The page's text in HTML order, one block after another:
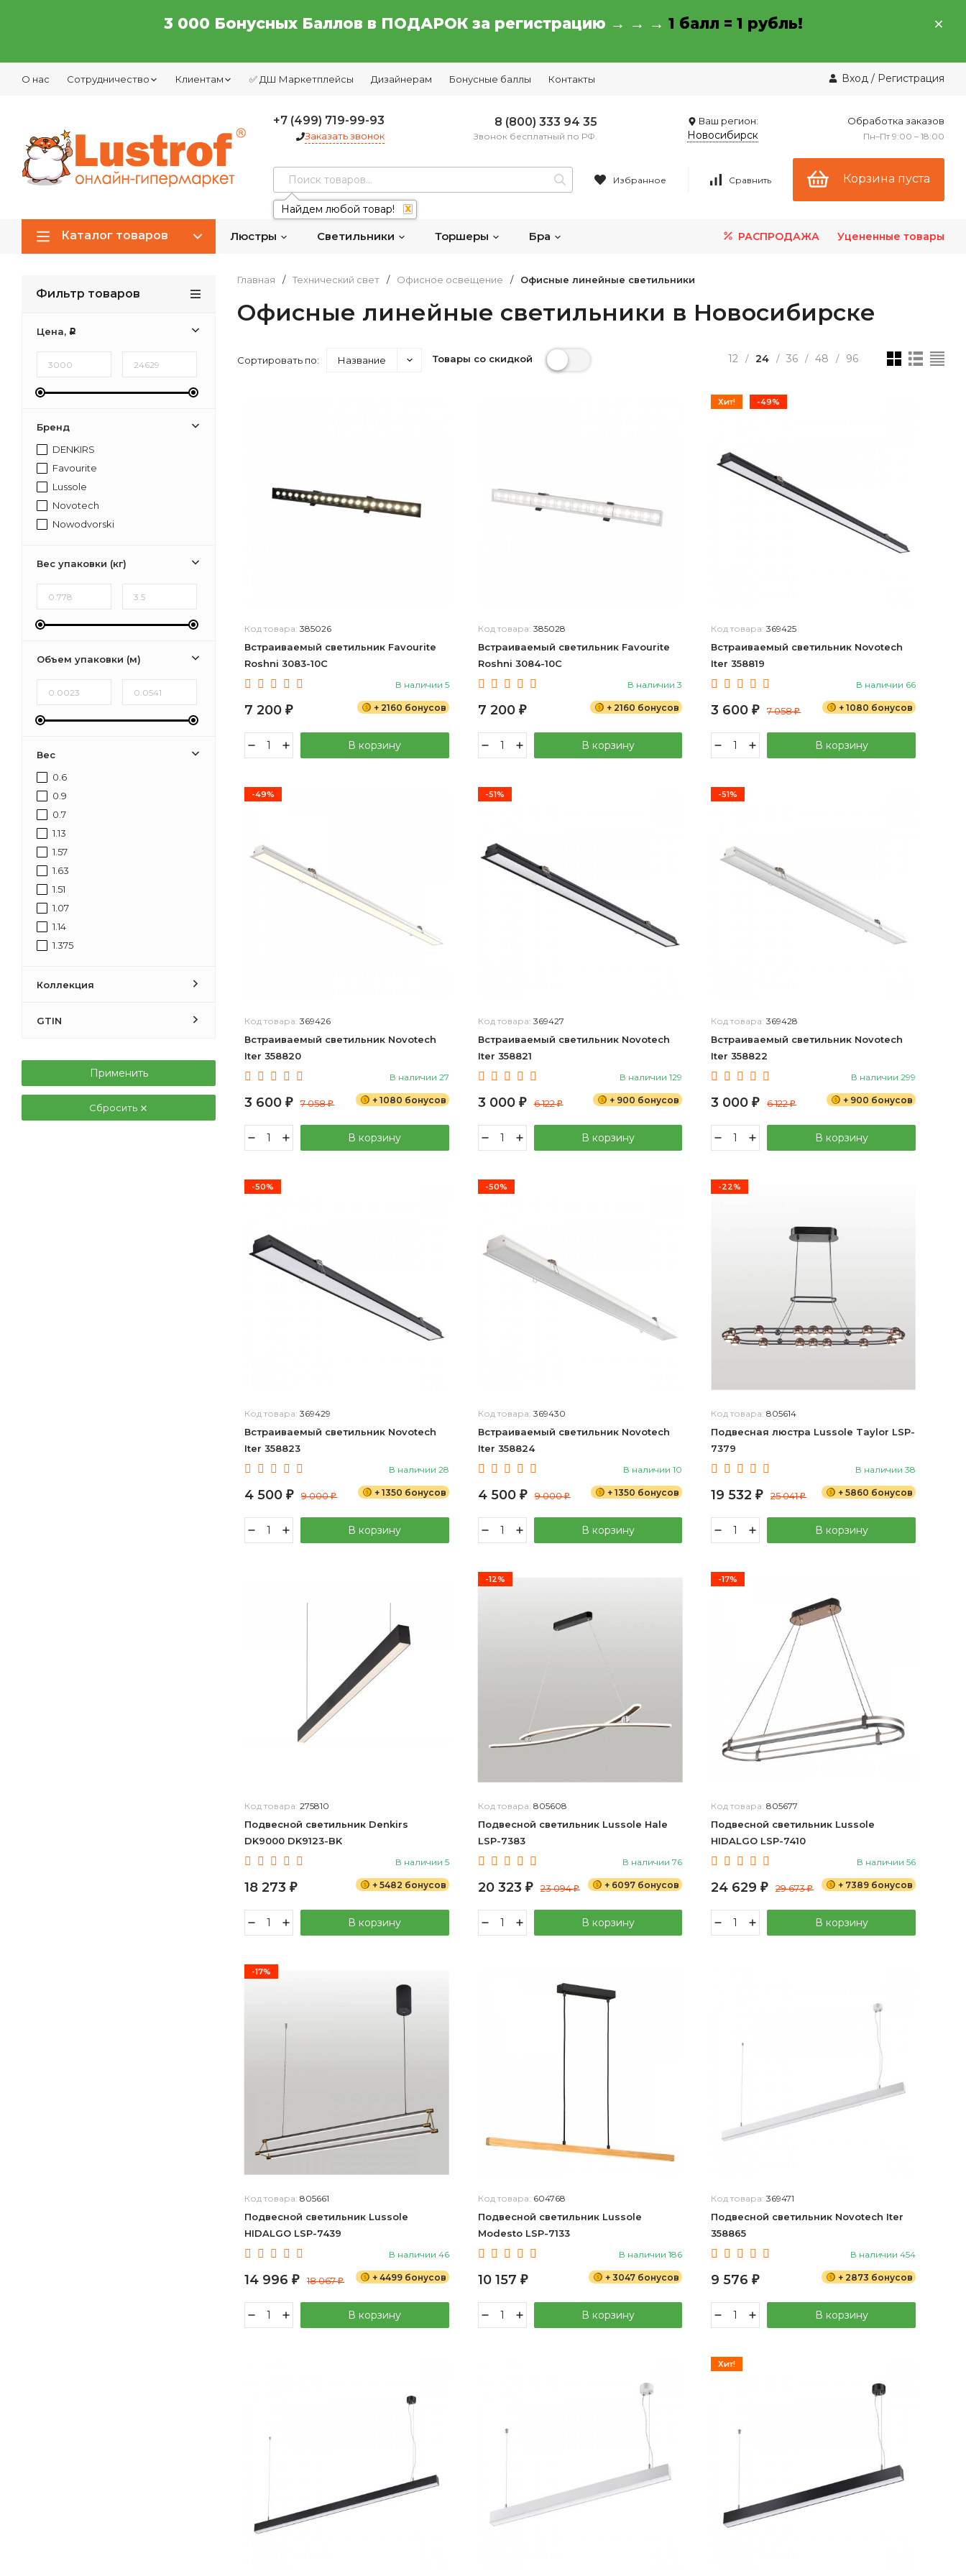
3 000 Бонусных Баллов в ПОДАРОК за регистрацию → → → 1 балл = 1 рубль!
О нас Сотрудничество Клиентам ✅ ДШ Маркетплейсы Дизайнерам Бонусные баллы Контакты Вход / Регистрация
+7 (499) 719-99-93
Заказать звонок
8 (800) 333 94 35
Звонок бесплатный по РФ.
Ваш регион:
Новосибирск
Обработка заказов
Пн–Пт 9:00 – 18:00
Найдем любой товар! X
Избранное Сравнить Корзина пуста
Каталог товаров Люстры Светильники Торшеры Бра РАСПРОДАЖА Уцененные товары
Фильтр товаров
Цена, Р
Бренд
DENKIRS
Favourite
Lussole
Novotech
Nowodvorski
Вес упаковки (кг)
Объем упаковки (м)
Вес
0.6
0.9
0.7
1.13
1.57
1.63
1.51
1.07
1.14
1.375
1.912
Коллекция
GTIN
Применить
Сбросить
Главная / Технический свет / Офисное освещение / Офисные линейные светильники
Офисные линейные светильники в Новосибирске
Сортировать по: Название Товары со скидкой 12 / 24 / 36 / 48 / 96
Код товара: 385026
Встраиваемый светильник Favourite
Roshni 3083-10C
В наличии 5
7 200 ₽ + 2160 бонусов
В корзину
Код товара: 385028
Встраиваемый светильник Favourite
Roshni 3084-10C
В наличии 3
7 200 ₽ + 2160 бонусов
В корзину
Хит! -49%
Код товара:369425
Встраиваемый светильник Novotech
Iter 358819
В наличии 66
3 600₽ 7 058₽ + 1080 бонусов
В корзину
-49%
Код товара: 369426
Встраиваемый светильник Novotech
Iter 358820
В наличии 27
3 600 ₽ 7 058₽ + 1080 бонусов
В корзину
-51%
Код товара: 369427
Встраиваемый светильник Novotech
Iter 358821
В наличии 129
3 000 ₽ 6 122₽ + 900 бонусов
В корзину
-51%
Код товара:369428
Встраиваемый светильник Novotech
Iter 358822
В наличии 299
3 000₽ 6 122₽ + 900 бонусов
В корзину
-50%
Код товара: 369429
Встраиваемый светильник Novotech
Iter 358823
В наличии 28
4 500 ₽ 9 000₽ + 1350 бонусов
В корзину
-50%
Код товара: 369430
Встраиваемый светильник Novotech
Iter 358824
В наличии 10
4 500 ₽ 9 000₽ + 1350 бонусов
В корзину
-22%
Код товара:805614
Подвесная люстра Lussole Taylor LSP-
7379
В наличии 38
19 532₽ 25 041₽ + 5860 бонусов
В корзину
Код товара: 275810
Подвесной светильник Denkirs
DK9000 DK9123-BK
В наличии 5
18 273 ₽ + 5482 бонусов
В корзину
-12%
Код товара: 805608
Подвесной светильник Lussole Hale
LSP-7383
В наличии 76
20 323 ₽ 23 094₽ + 6097 бонусов
В корзину
-17%
Код товара:805677
Подвесной светильник Lussole
HIDALGO LSP-7410
В наличии 56
24 629₽ 29 673₽ + 7389 бонусов
В корзину
-17%
Код товара: 805661
Подвесной светильник Lussole
HIDALGO LSP-7439
В наличии 46
14 996 ₽ 18 067₽ + 4499 бонусов
В корзину
Код товара: 604768
Подвесной светильник Lussole
Modesto LSP-7133
В наличии 186
10 157 ₽ + 3047 бонусов
В корзину
Код товара:369471
Подвесной светильник Novotech Iter
358865
В наличии 454
9 576₽ + 2873 бонусов
В корзину
Хит!